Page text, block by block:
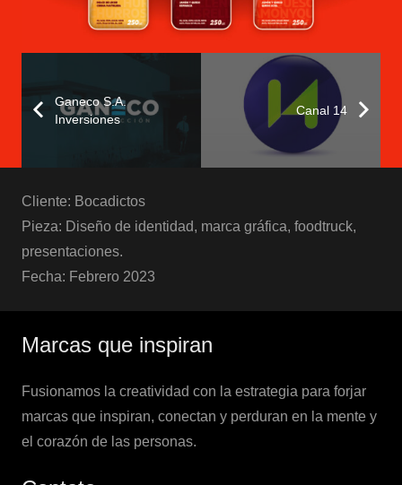
Ganeco S.A.
Inversiones
Canal 14
Cliente: Bocadictos
Pieza: Diseño de identidad, marca gráfica, foodtruck,
presentaciones.
Fecha: Febrero 2023
Marcas que inspiran
Fusionamos la creatividad con la estrategia para forjar
marcas que inspiran, conectan y perduran en la mente y
el corazón de las personas.